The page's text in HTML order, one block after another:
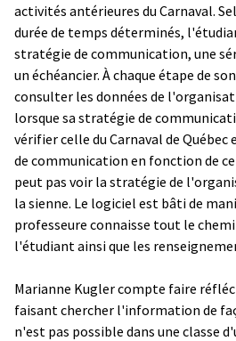
activités antérieures du Carnaval.
durée de temps déterminés,
stratégie de communication, une
un échéancier. À chaque étape de
consulter les données de
lorsque sa stratégie de
vérifier celle du Carnaval de
de communication en fonction de
peut pas voir la stratégie de
la sienne. Le logiciel est bâti de
professeure connaisse tout le
l'étudiant ainsi que les
Marianne Kugler compte faire
faisant chercher l'information de
n'est pas possible dans une classe